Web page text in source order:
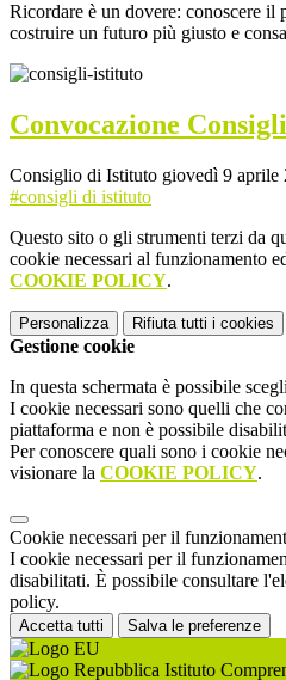
Ricordare è un dovere: conoscere il
costruire un futuro più giusto e
Convocazione
Consiglio di Istituto giovedì 9 aprile
#consigli di istituto
Questo sito o gli strumenti terzi da
cookie necessari al funzionamento
COOKIE POLICY.
Personalizza Rifiuta tutti i cookies
Gestione cookie
In questa schermata è possibile
I cookie necessari sono quelli che
piattaforma e non è possibile
Per conoscere quali sono i cookie
visionare la COOKIE POLICY.
Cookie necessari per il
I cookie necessari per il
disabilitati. È possibile consultare
policy.
Accetta tutti Salva le preferenze
Istituto